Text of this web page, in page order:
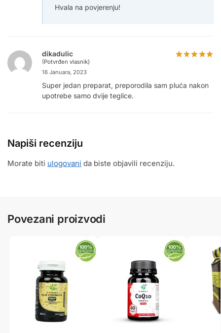
Hvala na povjerenju!
dikadulic
(Potvrđen vlasnik)
16 Januara, 2023
Super jedan preparat, preporodila sam pluća nakon
upotrebe samo dvije teglice.
Napiši recenziju
Morate biti ulogovani da biste objavili recenziju.
Povezani proizvodi